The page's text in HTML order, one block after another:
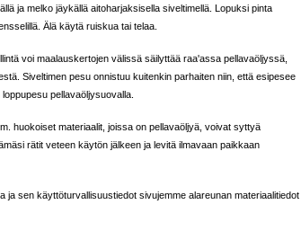
ja melko jäykällä aitoharjaksisella siveltimellä. Lopuksi pinta
Älä käytä ruiskua tai telaa.
voi maalauskertojen välissä säilyttää raa'assa pellavaöljyssä,
Siveltimen pesu onnistuu kuitenkin parhaiten niin, että esipesee
pellavaöljysuovalla.
huokoiset materiaalit, joissa on pellavaöljyä, voivat syttyä
rätit veteen käytön jälkeen ja levitä ilmavaan paikkaan
ja sen käyttöturvallisuustiedot sivujemme alareunan materiaalitiedot